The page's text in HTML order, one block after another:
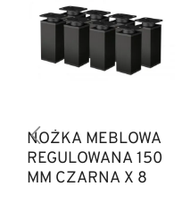
NOŻKA MEBLOWA
REGULOWANA 150
MM CZARNA X 8